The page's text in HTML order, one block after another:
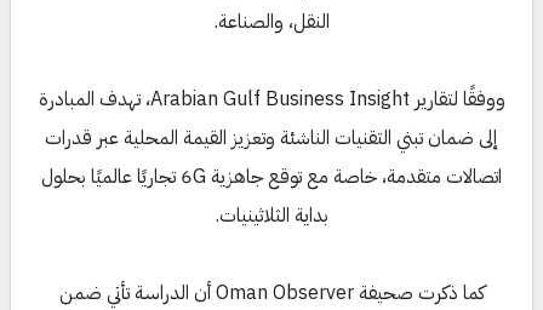
النقل، والصناعة.
ووفقًا لتقارير Arabian Gulf Business Insight، تهدف المبادرة
إلى ضمان تبني التقنيات الناشئة وتعزيز القيمة المحلية عبر قدرات
اتصالات متقدمة، خاصة مع توقع جاهزية 6G تجاريًا عالميًا بحلول
بداية الثلاثينيات.
كما ذكرت صحيفة Oman Observer أن الدراسة تأتي ضمن